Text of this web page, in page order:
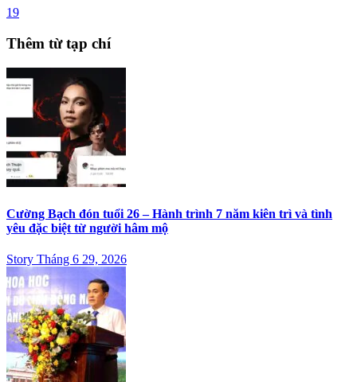
19
Thêm từ tạp chí
Cường Bạch đón tuổi 26 – Hành trình 7 năm kiên trì và tình
yêu đặc biệt từ người hâm mộ
Story Tháng 6 29, 2026